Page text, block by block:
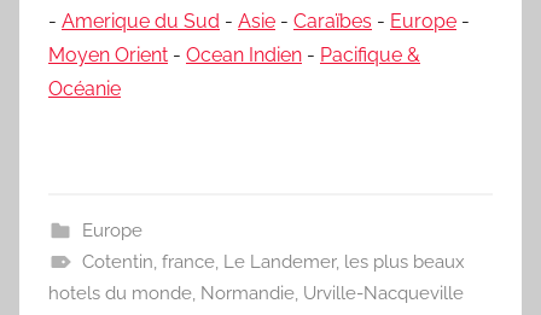
- Amerique du Sud - Asie - Caraïbes - Europe -
Moyen Orient - Ocean Indien - Pacifique &
Océanie
Europe
Cotentin france, Le Landemer, les plus beaux
hotels du monde Normandie Urville-Nacqueville